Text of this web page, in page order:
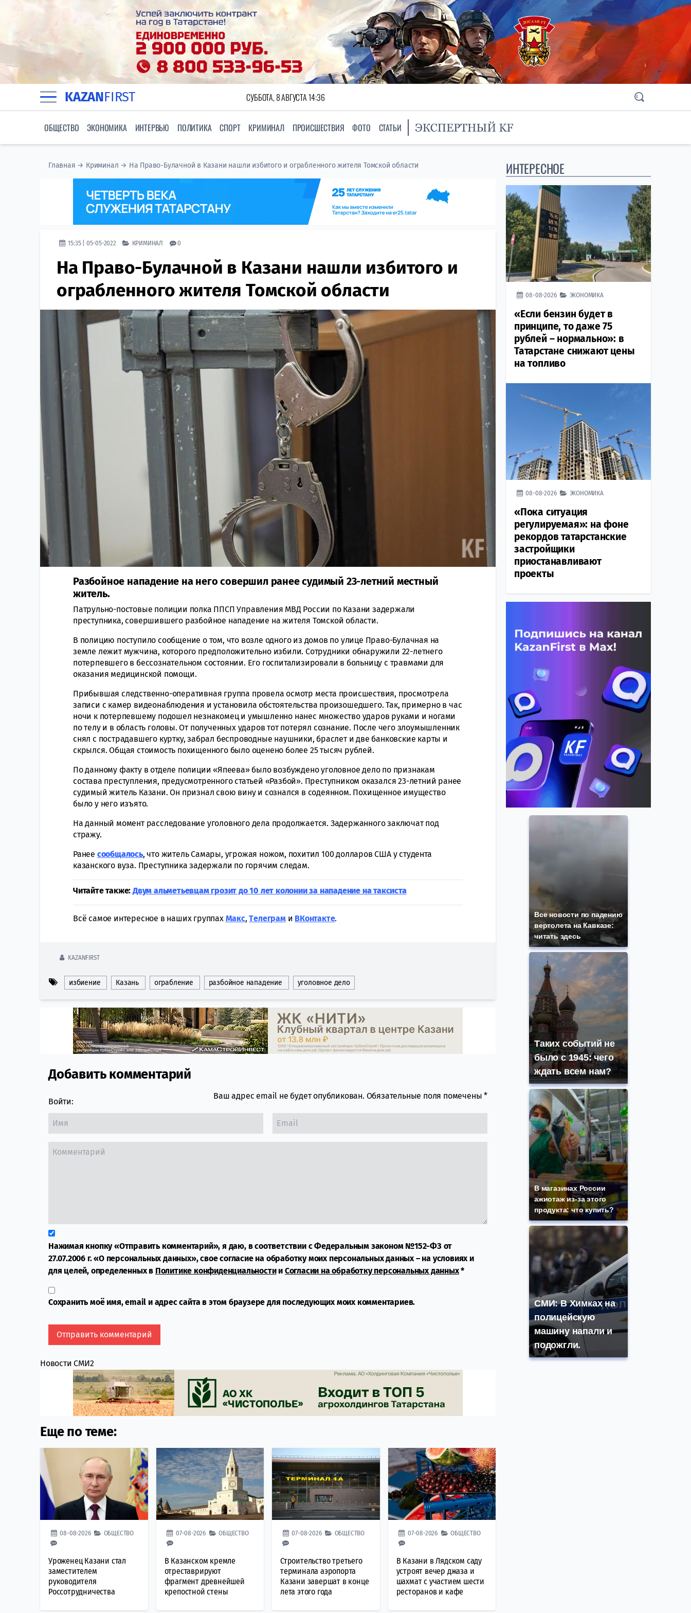
KAZANFIRST СУББОТА, 8 АВГУСТА 14:36
ОБЩЕСТВО ЭКОНОМИКА ИНТЕРВЬЮ ПОЛИТИКА СПОРТ КРИМИНАЛ ПРОИСШЕСТВИЯ ФОТО СТАТЬИ
Главная → Криминал → На Право-Булачной в Казани нашли избитого и ограбленного жителя Томской области
15:35 | 05-05-2022 КРИМИНАЛ 0
На Право-Булачной в Казани нашли избитого и
ограбленного жителя Томской области
Разбойное нападение на него совершил ранее судимый 23-летний местный
житель.
Патрульно-постовые полиции полка ППСП Управления МВД России по Казани задержали
преступника, совершившего разбойное нападение на жителя Томской области.
В полицию поступило сообщение о том, что возле одного из домов по улице Право-Булачная на
земле лежит мужчина, которого предположительно избили. Сотрудники обнаружили 22-летнего
потерпевшего в бессознательном состоянии. Его госпитализировали в больницу с травмами для
оказания медицинской помощи.
Прибывшая следственно-оперативная группа провела осмотр места происшествия, просмотрела
записи с камер видеонаблюдения и установила обстоятельства произошедшего. Так, примерно в час
ночи к потерпевшему подошел незнакомец и умышленно нанес множество ударов руками и ногами
по телу и в область головы. От полученных ударов тот потерял сознание. После чего злоумышленник
снял с пострадавшего куртку, забрал беспроводные наушники, браслет и две банковские карты и
скрылся. Общая стоимость похищенного было оценено более 25 тысяч рублей.
По данному факту в отделе полиции «Япеева» было возбуждено уголовное дело по признакам
состава преступления, предусмотренного статьей «Разбой». Преступником оказался 23-летний ранее
судимый житель Казани. Он признал свою вину и сознался в содеянном. Похищенное имущество
было у него изъято.
На данный момент расследование уголовного дела продолжается. Задержанного заключат под
стражу.
Ранее сообщалось, что житель Самары, угрожая ножом, похитил 100 долларов США у студента
казанского вуза. Преступника задержали по горячим следам.
Читайте также:Двум альметьевцам грозит до 10 лет колонии за нападение на таксиста
Всё самое интересное в наших группах Макс,Tелеграми ВКонтакте.
KAZANFIRST
избиение Казань ограбление разбойное нападение уголовное дело
Comment section
Добавить комментарий
Войти:
Ваш адрес email не будет опубликован. Обязательные поля помечены*
Нажимая кнопку «Отправить комментарий», я даю, в соответствии с Федеральным законом №152-ФЗ от
27.07.2006 г. «О персональных данных», свое согласие на обработку моих персональных данных – на условиях и
для целей, определенных в Политике конфиденциальностии Согласии на обработку персональных данных*
Сохранить моё имя, email и адрес сайта в этом браузере для последующих моих комментариев.
Новости СМИ2
Еще по теме:
08-08-2026 ОБЩЕСТВО
Уроженец Казани стал
заместителем
руководителя
Россотрудничества
07-08-2026 ОБЩЕСТВО
В Казанском кремле
отреставрируют
фрагмент древнейшей
крепостной стены
07-08-2026 ОБЩЕСТВО
Строительство третьего
терминала аэропорта
Казани завершат в конце
лета этого года
07-08-2026 ОБЩЕСТВО
В Казани в Лядском саду
устроят вечер джаза и
шахмат с участием шести
ресторанов и кафе
ИНТЕРЕСНОЕ
08-08-2026 ЭКОНОМИКА
«Если бензин будет в
принципе, то даже 75
рублей – нормально»: в
Татарстане снижают цены
на топливо
08-08-2026 ЭКОНОМИКА
«Пока ситуация
регулируемая»: на фоне
рекордов татарстанские
застройщики
приостанавливают
проекты
Все новости по падению
вертолета на Кавказе:
читать здесь
Таких событий не
было с 1945: чего
ждать всем нам?
В магазинах России
ажиотаж из-за этого
продукта: что купить?
СМИ: В Химках на
полицейскую
машину напали и
подожгли.